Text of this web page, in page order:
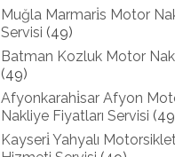
Muğla Marmari̇s Motor
Servisi (49)
Batman Kozluk Motor
(49)
Afyonkarahi̇sar Afyon
Nakliye Fiyatları Servisi
Kayseri̇ Yahyalı